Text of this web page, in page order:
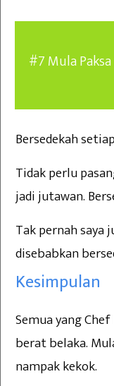
#7 Mula
Bersedekah
Tidak perlu
jadi jutawan.
Tak pernah
disebabkan
Kesimpulan
Semua yang
berat belaka.
nampak kekok.